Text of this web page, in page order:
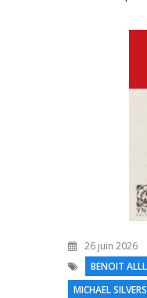
26 juin 2026
BENOIT
MICHAEL